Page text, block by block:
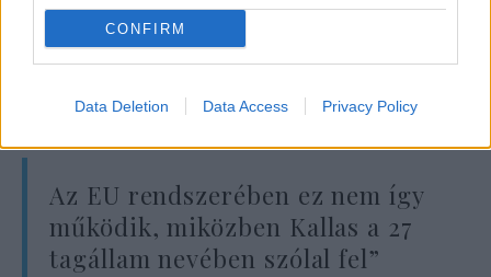
CONFIRM
Data Deletion Data Access Privacy Policy
meggondolatlan és a diplomáciai normáknak
ellentmondó kijelentéseket tesz, akkor a
tisztségviselő magához rendelheti.
Az EU rendszerében ez nem így
működik, miközben Kallas a 27
tagállam nevében szólal fel”